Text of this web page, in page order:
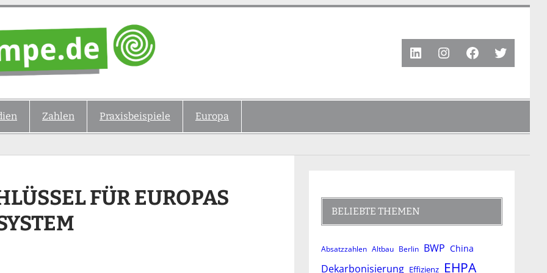
LinkedInInstagram
Facebook
Twitter
Zahlen Praxisbeispiele Europa
FÜR EUROPAS
BELIEBTE THEMEN
Absatzzahlen Altbau Berlin BWP China
Dekarbonisierung Effizienz EHPA